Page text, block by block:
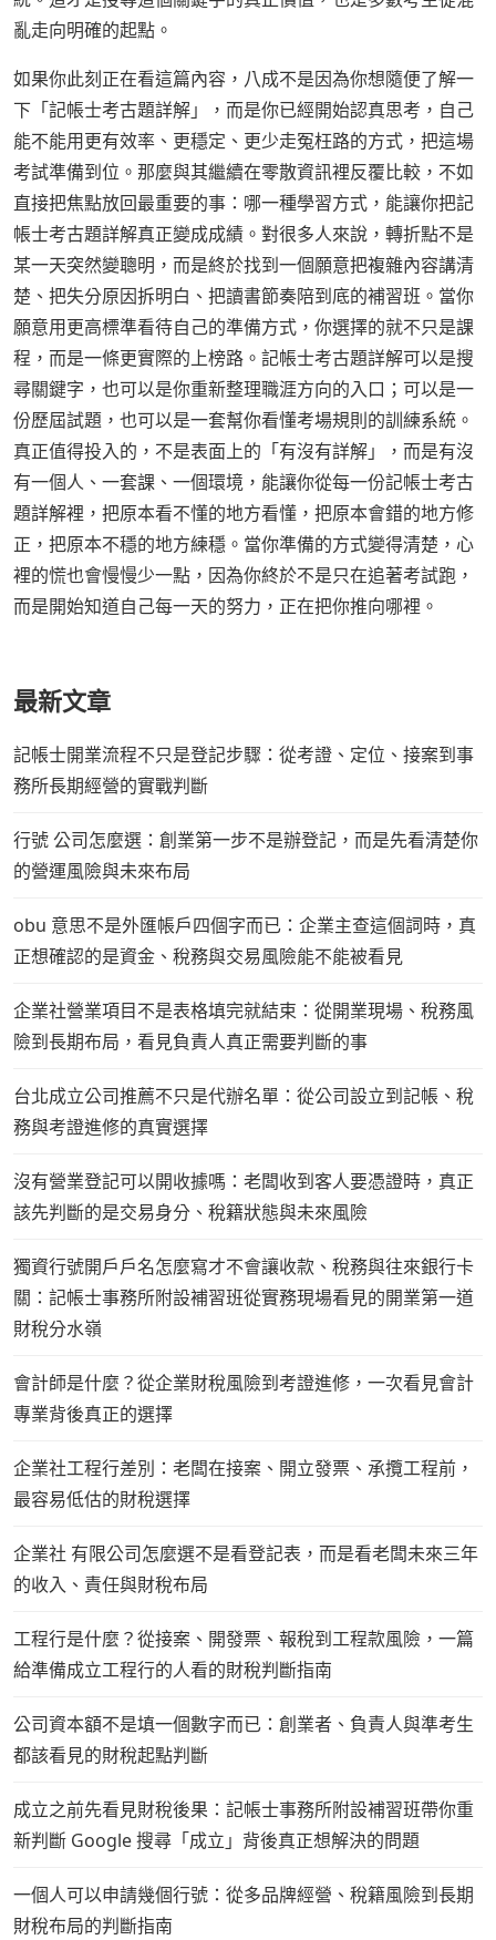
亂走向明確的起點。
如果你此刻正在看這篇內容，八成不是因為你想隨便了解一
下「記帳士考古題詳解」，而是你已經開始認真思考，自己
能不能用更有效率、更穩定、更少走冤枉路的方式，把這場
考試準備到位。那麼與其繼續在零散資訊裡反覆比較，不如
直接把焦點放回最重要的事：哪一種學習方式，能讓你把記
帳士考古題詳解真正變成成績。對很多人來說，轉折點不是
某一天突然變聰明，而是終於找到一個願意把複雜內容講清
楚、把失分原因拆明白、把讀書節奏陪到底的補習班。當你
願意用更高標準看待自己的準備方式，你選擇的就不只是課
程，而是一條更實際的上榜路。記帳士考古題詳解可以是搜
尋關鍵字，也可以是你重新整理職涯方向的入口；可以是一
份歷屆試題，也可以是一套幫你看懂考場規則的訓練系統。
真正值得投入的，不是表面上的「有沒有詳解」，而是有沒
有一個人、一套課、一個環境，能讓你從每一份記帳士考古
題詳解裡，把原本看不懂的地方看懂，把原本會錯的地方修
正，把原本不穩的地方練穩。當你準備的方式變得清楚，心
裡的慌也會慢慢少一點，因為你終於不是只在追著考試跑，
而是開始知道自己每一天的努力，正在把你推向哪裡。
最新文章
記帳士開業流程不只是登記步驟：從考證、定位、接案到事
務所長期經營的實戰判斷
行號 公司怎麼選：創業第一步不是辦登記，而是先看清楚你
的營運風險與未來布局
obu 意思不是外匯帳戶四個字而已：企業主查這個詞時，真
正想確認的是資金、稅務與交易風險能不能被看見
企業社營業項目不是表格填完就結束：從開業現場、稅務風
險到長期布局，看見負責人真正需要判斷的事
台北成立公司推薦不只是代辦名單：從公司設立到記帳、稅
務與考證進修的真實選擇
沒有營業登記可以開收據嗎：老闆收到客人要憑證時，真正
該先判斷的是交易身分、稅籍狀態與未來風險
獨資行號開戶戶名怎麼寫才不會讓收款、稅務與往來銀行卡
關：記帳士事務所附設補習班從實務現場看見的開業第一道
財稅分水嶺
會計師是什麼？從企業財稅風險到考證進修，一次看見會計
專業背後真正的選擇
企業社工程行差別：老闆在接案、開立發票、承攬工程前，
最容易低估的財稅選擇
企業社 有限公司怎麼選不是看登記表，而是看老闆未來三年
的收入、責任與財稅布局
工程行是什麼？從接案、開發票、報稅到工程款風險，一篇
給準備成立工程行的人看的財稅判斷指南
公司資本額不是填一個數字而已：創業者、負責人與準考生
都該看見的財稅起點判斷
成立之前先看見財稅後果：記帳士事務所附設補習班帶你重
新判斷 Google 搜尋「成立」背後真正想解決的問題
一個人可以申請幾個行號：從多品牌經營、稅籍風險到長期
財稅布局的判斷指南